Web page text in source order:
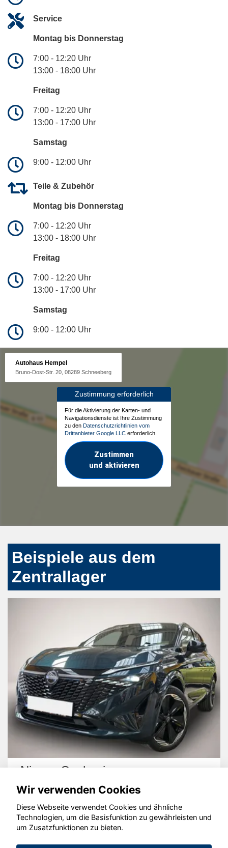
Service
Montag bis Donnerstag
7:00 - 12:20 Uhr
13:00 - 18:00 Uhr
Freitag
7:00 - 12:20 Uhr
13:00 - 17:00 Uhr
Samstag
9:00 - 12:00 Uhr
Teile & Zubehör
Montag bis Donnerstag
7:00 - 12:20 Uhr
13:00 - 18:00 Uhr
Freitag
7:00 - 12:20 Uhr
13:00 - 17:00 Uhr
Samstag
9:00 - 12:00 Uhr
Autohaus Hempel
Bruno-Dost-Str. 20, 08289 Schneeberg
Zustimmung erforderlich
Für die Aktivierung der Karten- und
Navigationsdienste ist Ihre Zustimmung
zu den Datenschutzrichtlinien vom
Drittanbieter Google LLC erforderlich.
Zustimmen
und aktivieren
Beispiele aus dem
Zentrallager
Nissan Qashqai
© konjunkturmotor.de GmbH 2020 - 2026
Wir verwenden Cookies
Diese Webseite verwendet Cookies und ähnliche
Technologien, um die Basisfunktion zu gewährleisten und
um Zusatzfunktionen zu bieten.